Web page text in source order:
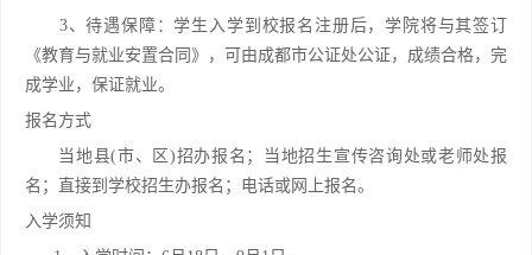
3、待遇保障：学生入学到校报名注册后，学院将与其签订
《教育与就业安置合同》，可由成都市公证处公证，成绩合格，完
成学业，保证就业。
报名方式
当地县(市、区)招办报名；当地招生宣传咨询处或老师处报
名；直接到学校招生办报名；电话或网上报名。
入学须知